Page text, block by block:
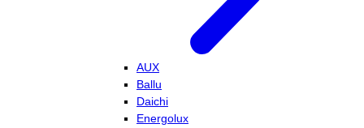
AUX
Ballu
Daichi
Energolux